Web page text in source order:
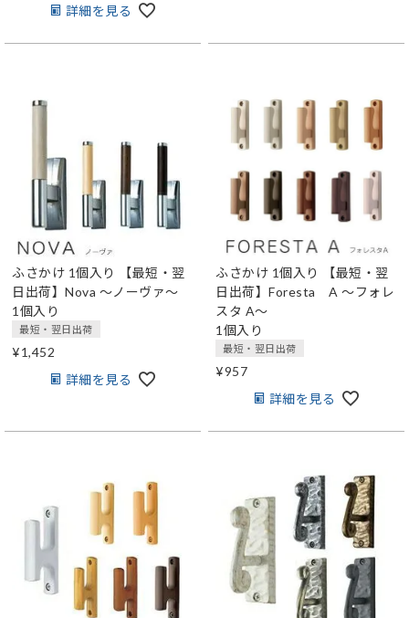
詳細を見る
ふさかけ 1個入り
【最短・翌
日出荷】Nova ～ノーヴァ～
1個入り
最短・翌日出荷
¥1,452
詳細を見る
ふさかけ 1個入り
【最短・翌
日出荷】Foresta A ～フォレ
スタ A～
1個入り
最短・翌日出荷
¥957
詳細を見る